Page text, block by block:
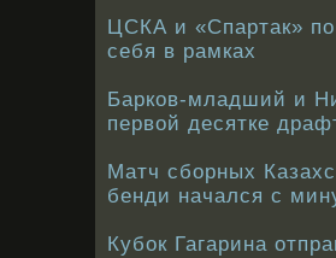
ЦСКА и «Спартак»
себя в рамках
Барков-младший и
первой десятке
Матч сборных
бенди начался с
Кубок Гагарина